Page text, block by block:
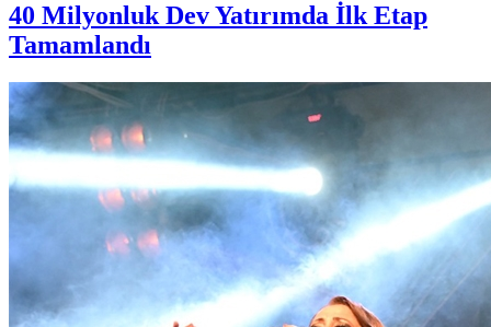
40 Milyonluk Dev Yatırımda İlk Etap
Tamamlandı